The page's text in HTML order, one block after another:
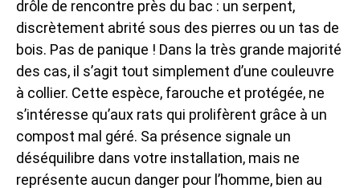
drôle de rencontre près du bac : un serpent,
discrètement abrité sous des pierres ou un tas de
bois. Pas de panique ! Dans la très grande majorité
des cas, il s’agit tout simplement d’une couleuvre
à collier. Cette espèce, farouche et protégée, ne
s’intéresse qu’aux rats qui prolifèrent grâce à un
compost mal géré. Sa présence signale un
déséquilibre dans votre installation, mais ne
représente aucun danger pour l’homme, bien au